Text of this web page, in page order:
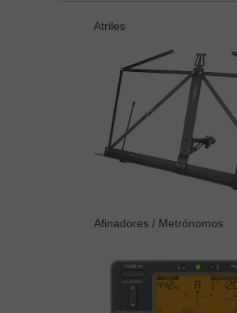
Atriles
Afinadores / Metrónomos